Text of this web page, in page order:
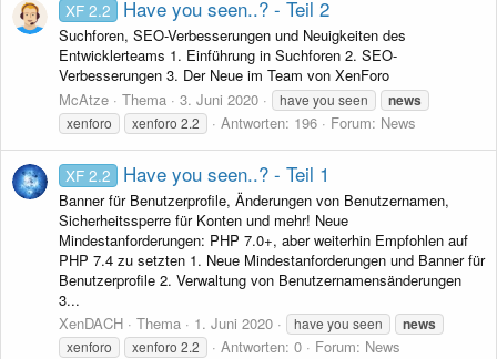
XF 2.2 Have you seen..? - Teil 2
Suchforen, SEO-Verbesserungen und Neuigkeiten des
Entwicklerteams 1. Einführung in Suchforen 2. SEO-
Verbesserungen 3. Der Neue im Team von XenForo
McAtze
Thema 3. Juni 2020 have you seen news
xenforo xenforo 2.2 Antworten: 196 Forum: News
XF 2.2 Have you seen..? - Teil 1
Banner für Benutzerprofile, Änderungen von Benutzernamen,
Sicherheitssperre für Konten und mehr! Neue
Mindestanforderungen: PHP 7.0+, aber weiterhin Empfohlen auf
PHP 7.4 zu setzten 1. Neue Mindestanforderungen und Banner für
Benutzerprofile 2. Verwaltung von Benutzernamensänderungen
3...
XenDACH
Thema 1. Juni 2020 have you seen news
xenforo xenforo 2.2 Antworten: 0 Forum: News